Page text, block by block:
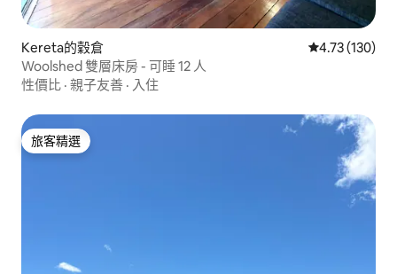
Kereta的穀倉 從 130 則評價
4.73 (130)
Woolshed 雙層床房 - 可睡 12 人
性價比 · 親子友善 · 入住
旅客精選
旅客精選